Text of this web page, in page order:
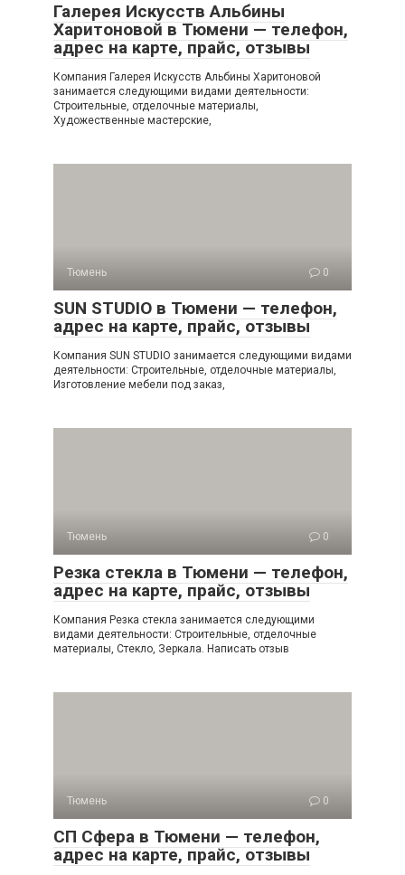
Галерея Искусств Альбины
Харитоновой в Тюмени — телефон,
адрес на карте, прайс, отзывы
Компания Галерея Искусств Альбины Харитоновой
занимается следующими видами деятельности:
Строительные, отделочные материалы,
Художественные мастерские,
Тюмень 0
SUN STUDIO в Тюмени — телефон,
адрес на карте, прайс, отзывы
Компания SUN STUDIO занимается следующими видами
деятельности: Строительные, отделочные материалы,
Изготовление мебели под заказ,
Тюмень 0
Резка стекла в Тюмени — телефон,
адрес на карте, прайс, отзывы
Компания Резка стекла занимается следующими
видами деятельности: Строительные, отделочные
материалы, Стекло, Зеркала. Написать отзыв
Тюмень 0
СП Сфера в Тюмени — телефон,
адрес на карте, прайс, отзывы